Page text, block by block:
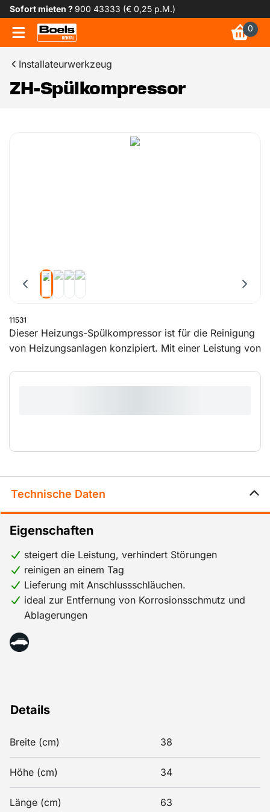
Sofort mieten ?900 43333 (€ 0,25 p.M.)
0
Installateurwerkzeug
ZH-Spülkompressor
11531
Dieser Heizungs-Spülkompressor ist für die Reinigung
von Heizungsanlagen konzipiert. Mit einer Leistung von
den Einsatz vor Ort. Der Kompressor wird mit
effiziente Lösung zur Verbesserung des Wirkungsgrads
Technische Daten
Details
Breite (cm) 38
Höhe (cm) 34
Länge (cm) 63
Eigenschaften
steigert die Leistung, verhindert Störungen
reinigen an einem Tag
Lieferung mit Anschlussschläuchen.
ideal zur Entfernung von Korrosionsschmutz und
Ablagerungen